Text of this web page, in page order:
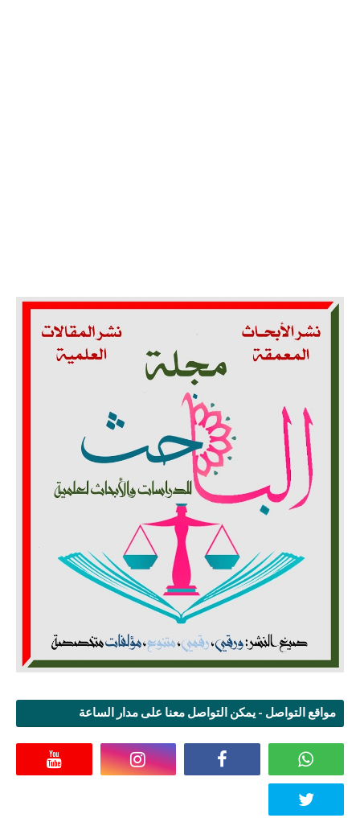
مواقع التواصل - يمكن التواصل معنا على مدار الساعة